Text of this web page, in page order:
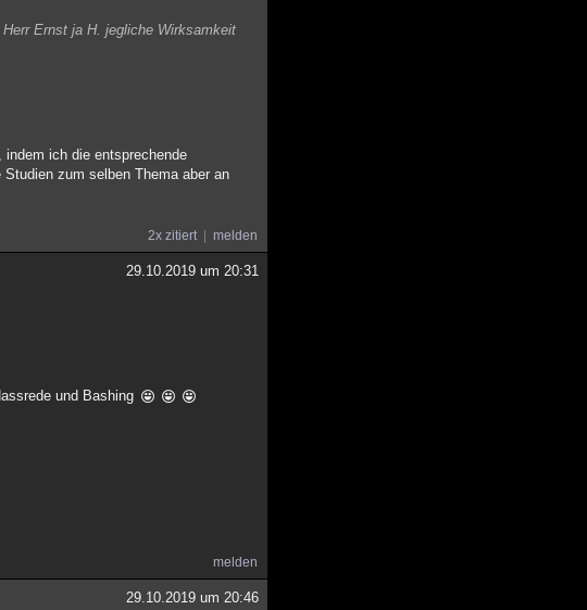
Ernst ja H. jegliche Wirksamkeit
ich die entsprechende
zum selben Thema aber an
2x zitiert melden
29.10.2019 um 20:31
und Bashing
melden
29.10.2019 um 20:46